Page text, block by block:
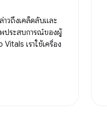
าวถึงเคล็ดลับและ
ประสบการณ์ของผู้
เราใช้เครื่อง